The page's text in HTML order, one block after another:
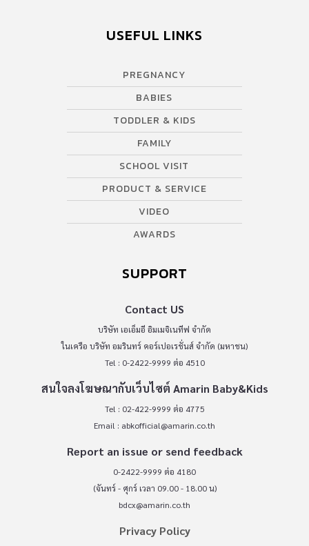
USEFUL LINKS
PREGNANCY
BABIES
TODDLER & KIDS
FAMILY
SCHOOL VISIT
PRODUCT & SERVICE
VIDEO
AWARDS
SUPPORT
Contact US
บริษัท เอเอ็มอี อิมเมจิเนทีฟ จำกัด
ในเครือ บริษัท อมรินทร์ คอร์เปอเรชั่นส์ จำกัด (มหาชน)
Tel : 0-2422-9999 ต่อ 4510
สนใจลงโฆษณากับเว็บไซต์ Amarin Baby&Kids
Tel : 02-422-9999 ต่อ 4775
Email : abkofficial@amarin.co.th
Report an issue or send feedback
0-2422-9999 ต่อ 4180
(จันทร์ - ศุกร์ เวลา 09.00 - 18.00 น)
bdcx@amarin.co.th
Privacy Policy